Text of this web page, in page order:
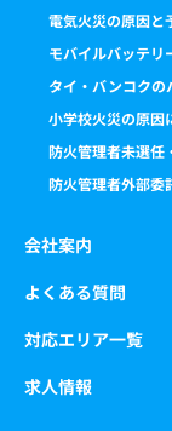
電気火災の原因と
モバイルバッテリ
タイ・バンコクの
小学校火災の原因
防火管理者未選任
防火管理者外部委
会社案内
よくある質問
対応エリア一覧
求人情報